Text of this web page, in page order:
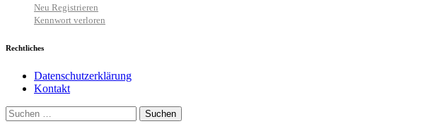
Neu Registrieren
Kennwort verloren
Rechtliches
Datenschutzerklärung
Kontakt
Suchen
nach: